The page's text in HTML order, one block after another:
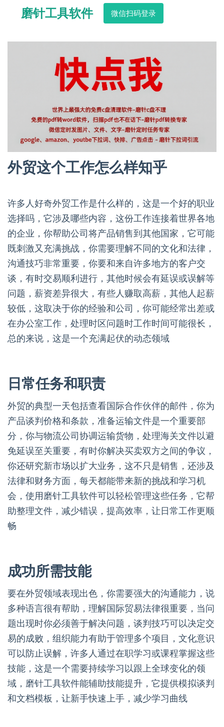
磨针工具软件 微信扫码登录
外贸这个工作怎么样知乎
许多人好奇外贸工作是什么样的，这是一个好的职业
选择吗，它涉及哪些内容，这份工作连接着世界各地
的企业，你帮助公司将产品销售到其他国家，它可能
既刺激又充满挑战，你需要理解不同的文化和法律，
沟通技巧非常重要，你要和来自许多地方的客户交
谈，有时交易顺利进行，其他时候会有延误或误解等
问题，薪资差异很大，有些人赚取高薪，其他人起薪
较低，这取决于你的经验和公司，你可能经常出差或
在办公室工作，处理时区问题时工作时间可能很长，
总的来说，这是一个充满起伏的动态领域
日常任务和职责
外贸的典型一天包括查看国际合作伙伴的邮件，你为
产品谈判价格和条款，准备运输文件是一个重要部
分，你与物流公司协调运输货物，处理海关文件以避
免延误至关重要，有时你解决买卖双方之间的争议，
你还研究新市场以扩大业务，这不只是销售，还涉及
法律和财务方面，每天都能带来新的挑战和学习机
会，使用磨针工具软件可以轻松管理这些任务，它帮
助整理文件，减少错误，提高效率，让日常工作更顺
畅
成功所需技能
要在外贸领域表现出色，你需要强大的沟通能力，说
多种语言很有帮助，理解国际贸易法律很重要，当问
题出现时你必须善于解决问题，谈判技巧可以决定交
易的成败，组织能力有助于管理多个项目，文化意识
可以防止误解，许多人通过在职学习或课程掌握这些
技能，这是一个需要持续学习以跟上全球变化的领
域，磨针工具软件能辅助技能提升，它提供模拟谈判
和文档模板，让新手快速上手，减少学习曲线